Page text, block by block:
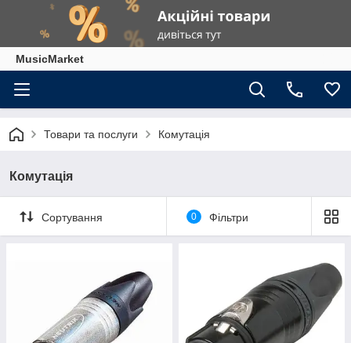
MusicMarket
Товари та послуги Комутація
Комутація
Сортування 0 Фільтри